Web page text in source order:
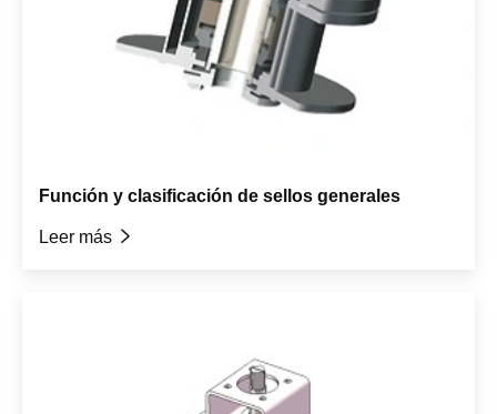
Función y clasificación de sellos generales
Leer más 